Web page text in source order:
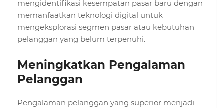
mengidentifikasi kesempatan pasar baru dengan
memanfaatkan teknologi digital untuk
mengeksplorasi segmen pasar atau kebutuhan
pelanggan yang belum terpenuhi.
Meningkatkan Pengalaman
Pelanggan
Pengalaman pelanggan yang superior menjadi